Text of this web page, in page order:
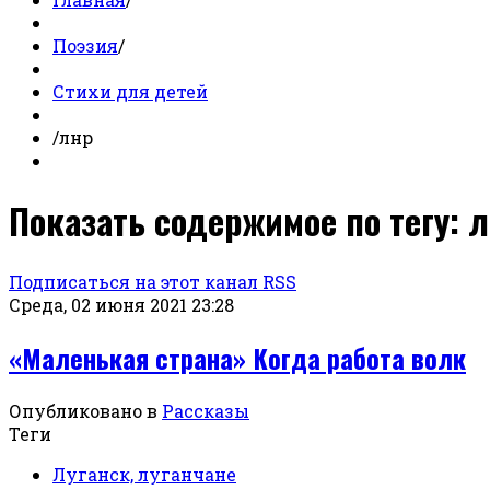
Поэзия/
Стихи для детей
/лнр
Показать содержимое по тегу:
Подписаться на этот канал RSS
Среда, 02 июня 2021 23:28
«Маленькая страна» Когда работа волк
Опубликовано в Рассказы
Теги
Луганск, луганчане